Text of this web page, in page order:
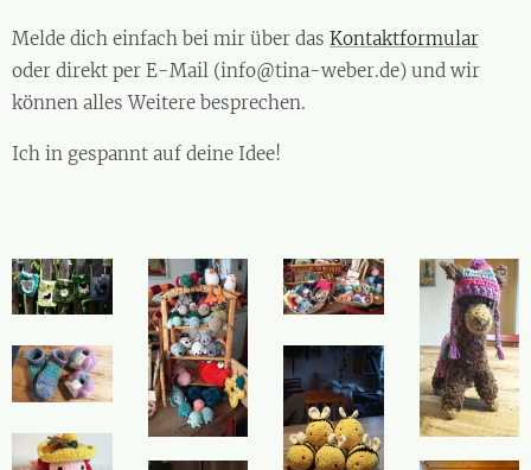
Melde dich einfach bei mir über das Kontaktformular
oder direkt per E-Mail (info@tina-weber.de) und wir
können alles Weitere besprechen.
Ich in gespannt auf deine Idee!